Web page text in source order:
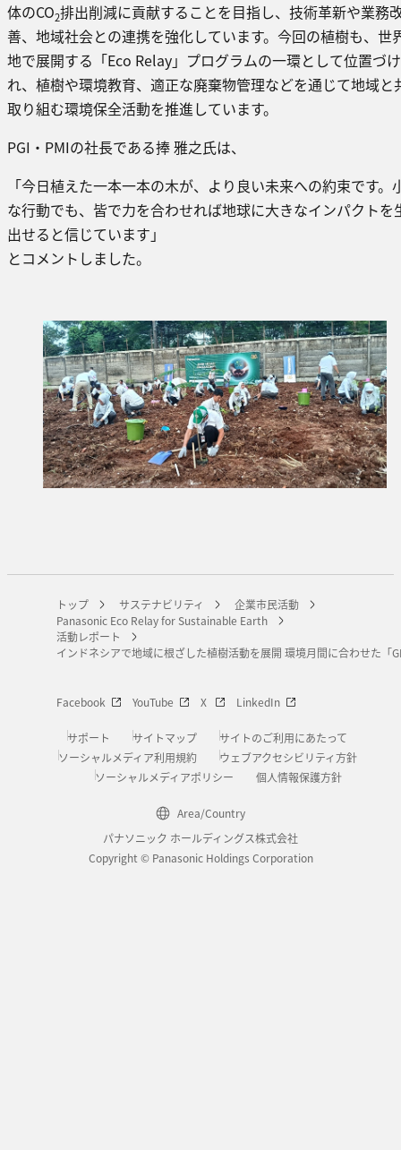
体のCO2排出削減に貢献することを目指し、技術革新や業務
善、地域社会との連携を強化しています。今回の植樹も、世
地で展開する「Eco Relay」プログラムの一環として位置づ
れ、植樹や環境教育、適正な廃棄物管理などを通じて地域と
取り組む環境保全活動を推進しています。
PGI・PMIの社長である捧 雅之氏は、
「今日植えた一本一本の木が、より良い未来への約束です。
な行動でも、皆で力を合わせれば地球に大きなインパクトを
出せると信じています」
とコメントしました。
トップ サステナビリティ
企業市民活動
Panasonic Eco Relay for Sustainable Earth
活動レポート
インドネシアで地域に根ざした植樹活動を展開 環境月間に合わせた「
Facebook YouTube X LinkedIn
サポート サイトマップ
サイトのご利用にあたって
ソーシャルメディア利用規約
ウェブアクセシビリティ方針
ソーシャルメディアポリシー
個人情報保護方針
Area/Country
パナソニック ホールディングス株式会社
Copyright © Panasonic Holdings Corporation